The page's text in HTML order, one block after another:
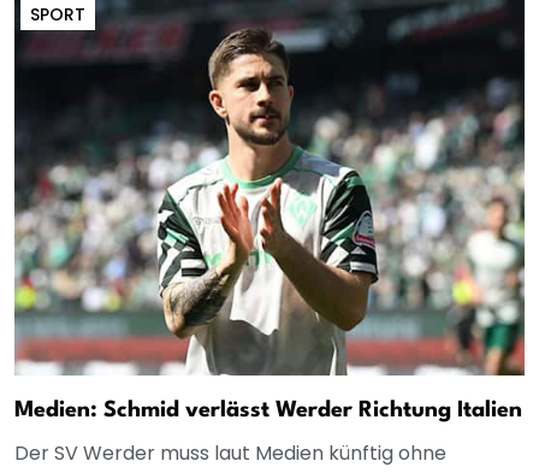
SPORT
Medien: Schmid verlässt Werder Richtung Italien
Der SV Werder muss laut Medien künftig ohne